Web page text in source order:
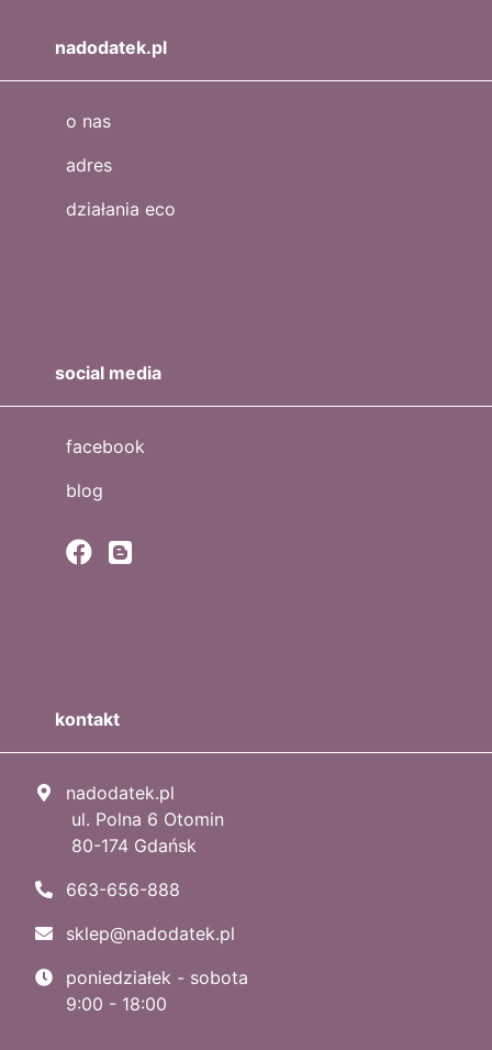
nadodatek.pl
o nas
adres
działania eco
social media
facebook
blog
kontakt
nadodatek.pl
ul. Polna 6 Otomin
80-174 Gdańsk
663-656-888
sklep@nadodatek.pl
poniedziałek - sobota
9:00 - 18:00